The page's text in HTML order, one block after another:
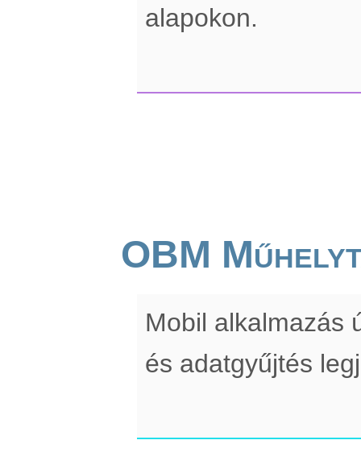
alapokon.
OBM
Mobil alkalmazás
és adatgyűjtés